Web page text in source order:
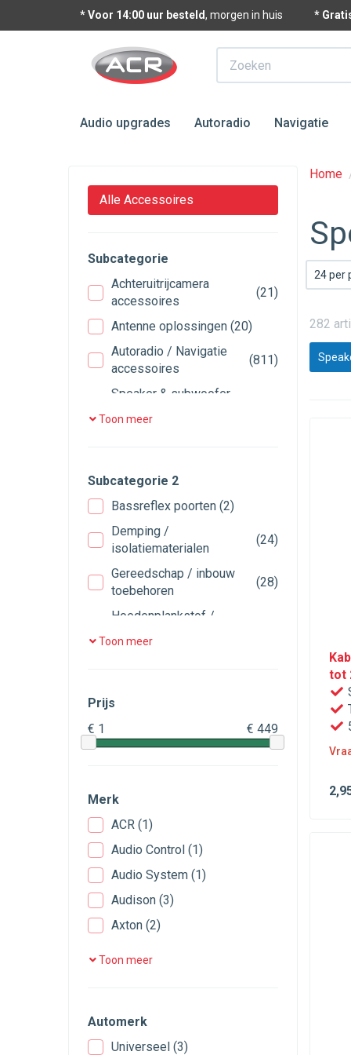
* Voor 14:00 uur besteld, morgen in huis *
Zoeken
Audio upgrades Autoradio Navigatie
Alle Accessoires
Subcategorie
Achteruitrijcamera
accessoires
(21)
Antenne oplossingen (20)
Autoradio / Navigatie
accessoires
(811)
Speaker & subwoofer
Versterker accessoires
Toon meer
Subcategorie 2
Bassreflex poorten (2)
Demping /
isolatiematerialen
(24)
Gereedschap / inbouw
toebehoren
(28)
Hoedenplankstof /
Speaker crossovers /
Speaker ringen /
Speaker roosters / grills
Speakerkabels
Subwoofer kist /
Verdeelblokken (1)
Toon meer
Prijs
€ 1
€ 449
Merk
ACR (1)
Audio Control (1)
Audio System (1)
Audison (3)
Axton (2)
Emphaser
Eton(13)
Toon meer
Automerk
Universeel (3)
Home
24 per
282
tot
2